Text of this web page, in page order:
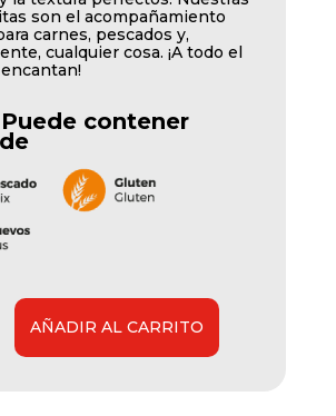
son el acompañamiento
carnes, pescados y,
cualquier cosa. ¡A todo el
contener
AÑADIR AL CARRITO